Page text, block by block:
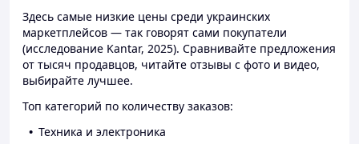
Здесь самые низкие цены среди украинских
маркетплейсов — так говорят сами покупатели
(исследование Kantar, 2025). Сравнивайте предложения
от тысяч продавцов, читайте отзывы с фото и видео,
выбирайте лучшее.
Топ категорий по количеству заказов:
Техника и электроника